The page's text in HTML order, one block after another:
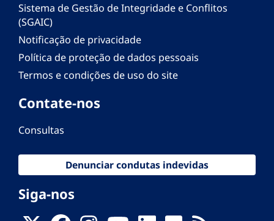
Sistema de Gestão de Integridade e Conflitos
(SGAIC)
Notificação de privacidade
Política de proteção de dados pessoais
Termos e condições de uso do site
Contate-nos
Consultas
Denunciar condutas indevidas
Siga-nos